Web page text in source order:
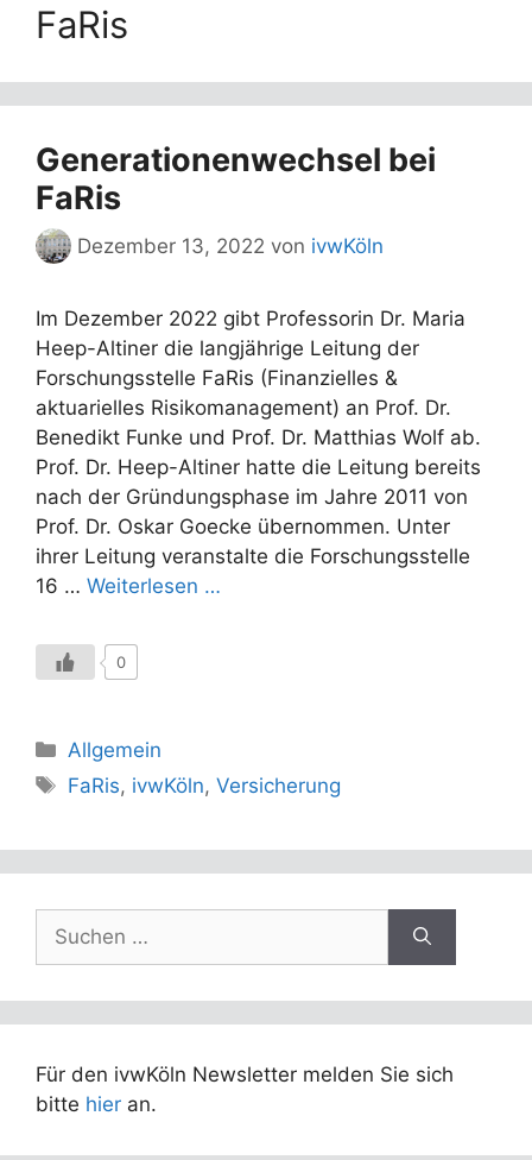
FaRis
Generationenwechsel bei
FaRis
Dezember 13, 2022 von ivwKöln
Im Dezember 2022 gibt Professorin Dr. Maria
Heep-Altiner die langjährige Leitung der
Forschungsstelle FaRis (Finanzielles &
aktuarielles Risikomanagement) an Prof. Dr.
Benedikt Funke und Prof. Dr. Matthias Wolf ab.
Prof. Dr. Heep-Altiner hatte die Leitung bereits
nach der Gründungsphase im Jahre 2011 von
Prof. Dr. Oskar Goecke übernommen. Unter
ihrer Leitung veranstalte die Forschungsstelle
16 … Weiterlesen …
0
Kategorien
Allgemein
Schlagwörter
FaRis, ivwKöln,Versicherung
Suchen
nach:
Für den ivwKöln Newsletter melden Sie sich
bitte hier an.